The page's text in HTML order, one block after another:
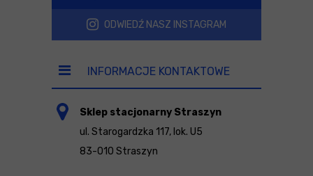
ODWIEDŹ NASZ INSTAGRAM
INFORMACJE KONTAKTOWE
Sklep stacjonarny Straszyn
ul. Starogardzka 117, lok. U5
83-010 Straszyn